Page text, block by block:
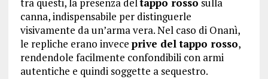
tra questi, la presenza deltappo rosso sulla
canna, indispensabile per distinguerle
visivamente da un’arma vera. Nel caso di Onanì,
le repliche erano invece prive del tappo rosso,
rendendole facilmente confondibili con armi
autentiche e quindi soggette a sequestro.